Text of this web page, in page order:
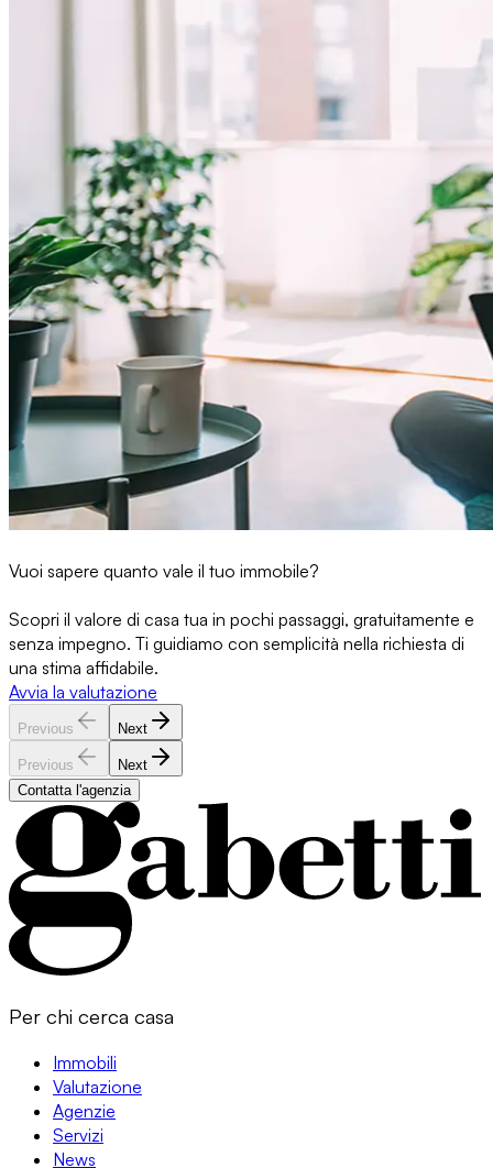
Vuoi sapere quanto vale il tuo immobile?
Scopri il valore di casa tua in pochi passaggi, gratuitamente e
senza impegno. Ti guidiamo con semplicità nella richiesta di
una stima affidabile.
Avvia la valutazione
Previous Next
Previous
Next
Contatta l'agenzia
Per chi cerca casa
Immobili
Valutazione
Agenzie
Servizi
News